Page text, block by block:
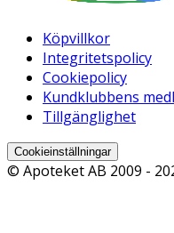
Köpvillkor
Integritetspolicy
Cookiepolicy
Kundklubbens
Tillgänglighet
Cookieinställningar
© Apoteket AB 2009 -